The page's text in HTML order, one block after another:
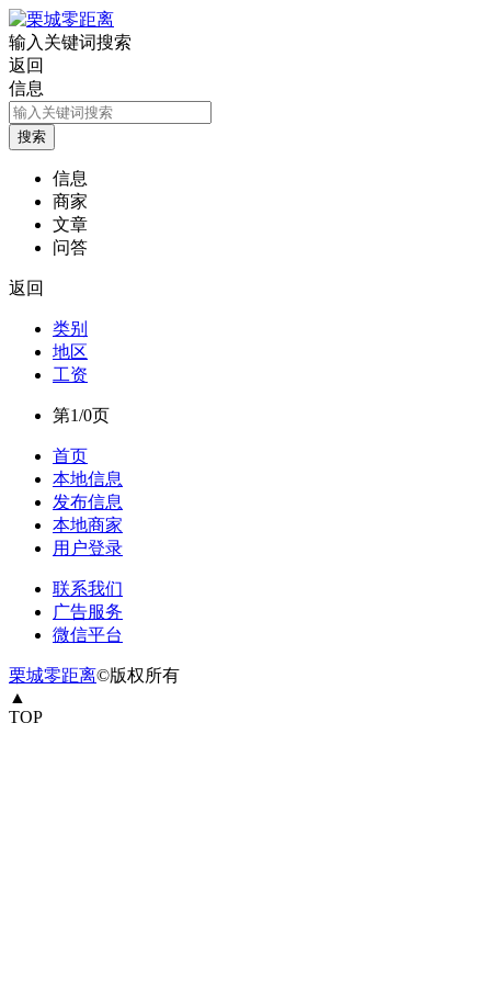
输入关键词搜索
返回
信息
信息
商家
文章
问答
返回
类别
地区
工资
第1/0页
首页
本地信息
发布信息
本地商家
用户登录
联系我们
广告服务
微信平台
栗城零距离©版权所有
▲
TOP